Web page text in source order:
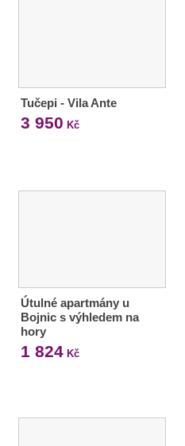
Tučepi - Vila Ante
3 950 Kč
Útulné apartmány u
Bojnic s výhledem na
hory
1 824Kč